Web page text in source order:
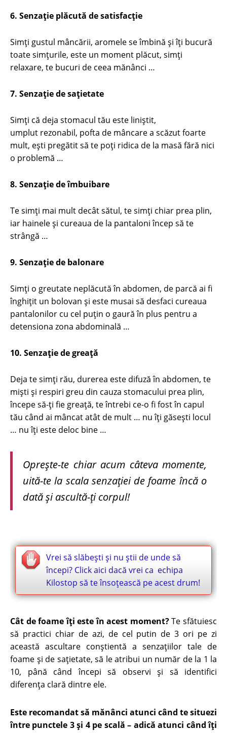
6. Senzaţie plăcută de satisfacţie
Simţi gustul mâncării, aromele se îmbină şi îţi bucură
toate simţurile, este un moment plăcut, simţi
relaxare, te bucuri de ceea mănânci …
7. Senzaţie de saţietate
Simţi că deja stomacul tău este liniştit,
umplut rezonabil, pofta de mâncare a scăzut foarte
mult, eşti pregătit să te poţi ridica de la masă fără nici
o problemă …
8. Senzaţie de îmbuibare
Te simţi mai mult decât sătul, te simţi chiar prea plin,
iar hainele şi cureaua de la pantaloni încep să te
strângă …
9. Senzaţie de balonare
Simţi o greutate neplăcută în abdomen, de parcă ai fi
înghiţit un bolovan şi este musai să desfaci cureaua
pantalonilor cu cel puţin o gaură în plus pentru a
detensiona zona abdominală …
10. Senzaţie de greaţă
Deja te simţi rău, durerea este difuză în abdomen, te
mişti şi respiri greu din cauza stomacului prea plin,
începe să-ţi fie greaţă, te întrebi ce-o fi fost în capul
tău când ai mâncat atât de mult … nu îţi găseşti locul
… nu îţi este deloc bine …
Opreşte-te chiar acum câteva momente,
uită-te la scala senzaţiei de foame încă o
dată şi ascultă-ţi corpul!
Vrei să slăbești și nu știi de unde să
începi? Click aici dacă vrei ca echipa
Kilostop să te însoțească pe acest drum!
Cât de foame îţi este în acest moment?Te sfătuiesc
să practici chiar de azi, de cel putin de 3 ori pe zi
această ascultare conştientă a senzaţiilor tale de
foame şi de saţietate, să le atribui un număr de la 1 la
10, până când începi să observi şi să identifici
diferenţa clară dintre ele.
Este recomandat să mănânci atunci când te situezi
între punctele 3 şi 4 pe scală – adică atunci când îţi